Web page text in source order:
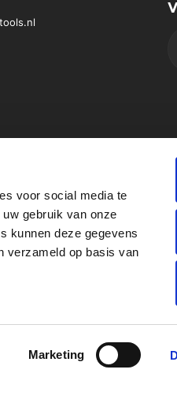
voor social media te
gebruik van onze
kunnen deze gegevens
verzameld op basis van
Marketing